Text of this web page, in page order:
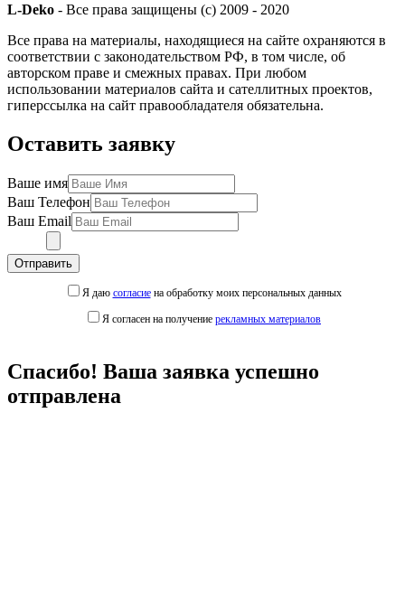
L-Deko - Все права защищены (c) 2009 - 2020
Все права на материалы, находящиеся на сайте охраняются в
соответствии с законодательством РФ, в том числе, об
авторском праве и смежных правах. При любом
использовании материалов сайта и сателлитных проектов,
гиперссылка на сайт правообладателя обязательна.
Оставить заявку
Ваше имя
Ваш Телефон
Ваш Email
Отправить
Я даю согласиена обработку моих персональных данных
Я согласен на получение рекламных материалов
Спасибо! Ваша заявка успешно
отправлена